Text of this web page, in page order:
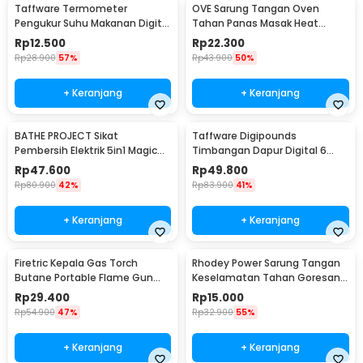
Taffware Termometer
Pengukur Suhu Makanan Digital
Daging Kopi Susu - TP101
Rp12.500
Rp28.900 57%
+ Keranjang
OVE Sarung Tangan Oven
Tahan Panas Masak Heat
Resistant Gloves - 540F
Rp22.300
Rp43.900 50%
+ Keranjang
BATHE PROJECT Sikat
Pembersih Elektrik 5in1 Magic
Brush Rechargeable - WQ8110
Rp47.600
Rp80.900 42%
+ Keranjang
Taffware Digipounds
Timbangan Dapur Digital 6
Satuan 1kg 0.1g - i2000
Rp49.800
Rp83.900 41%
+ Keranjang
Firetric Kepala Gas Torch
Butane Portable Flame Gun
Adjustable - 807
Rp29.400
Rp54.900 47%
+ Keranjang
Rhodey Power Sarung Tangan
Keselamatan Tahan Goresan
Pisau - EN388
Rp15.000
Rp32.900 55%
+ Keranjang